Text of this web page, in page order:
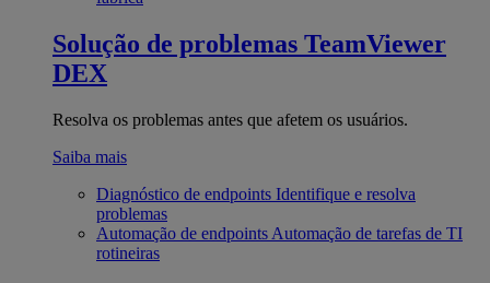
Solução de problemas TeamViewer
DEX
Resolva os problemas antes que afetem os usuários.
Saiba mais
Diagnóstico de endpoints Identifique e resolva
problemas
Automação de endpoints Automação de tarefas de TI
rotineiras